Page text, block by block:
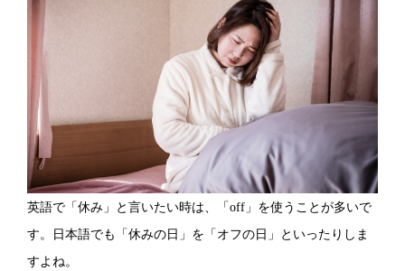
英語で「休み」と言いたい時は、「off」を使うことが多いで
す。日本語でも「休みの日」を「オフの日」といったりしま
すよね。